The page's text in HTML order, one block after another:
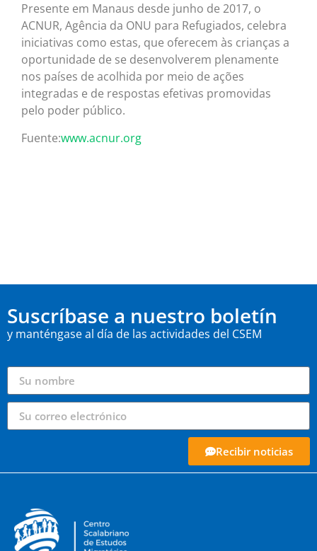
Presente em Manaus desde junho de 2017, o
ACNUR, Agência da ONU para Refugiados, celebra
iniciativas como estas, que oferecem às crianças a
oportunidade de se desenvolverem plenamente
nos países de acolhida por meio de ações
integradas e de respostas efetivas promovidas
pelo poder público.
Fuente:www.acnur.org
Suscríbase a nuestro boletín
y manténgase al día de las actividades del CSEM
Recibir noticias